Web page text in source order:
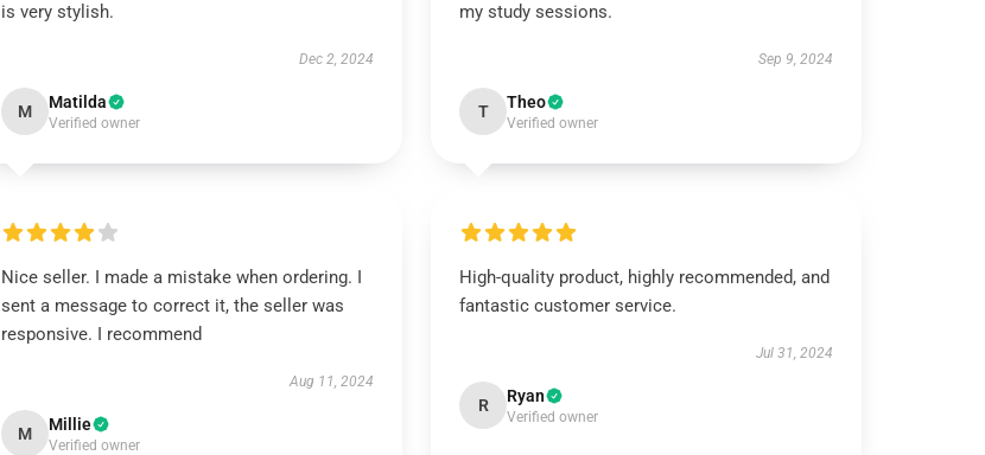
is very stylish.
Dec 2, 2024
M Matilda
Verified owner
my study sessions.
Sep 9, 2024
T Theo
Verified owner
Nice seller. I made a mistake when ordering. I
sent a message to correct it, the seller was
responsive. I recommend
Aug 11, 2024
M Millie
Verified owner
High-quality product, highly recommended, and
fantastic customer service.
Jul 31, 2024
R Ryan
Verified owner